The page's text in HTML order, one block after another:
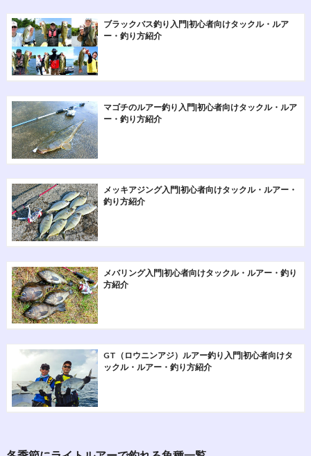
ブラックバス釣り入門|初心者向けタックル・ルア
ー・釣り方紹介
マゴチのルアー釣り入門|初心者向けタックル・ルア
ー・釣り方紹介
メッキアジング入門|初心者向けタックル・ルアー・
釣り方紹介
メバリング入門|初心者向けタックル・ルアー・釣り
方紹介
GT（ロウニンアジ）ルアー釣り入門|初心者向けタ
ックル・ルアー・釣り方紹介